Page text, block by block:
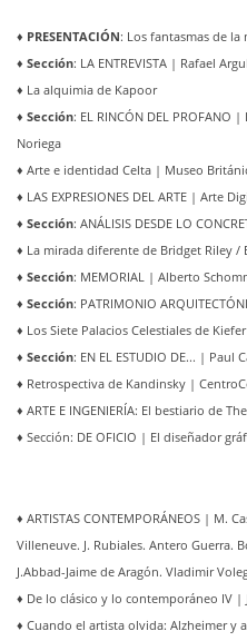
♦ PRESENTACIÓN: Los fantasmas de la
♦ Sección: LA ENTREVISTA | Rafael
♦ La alquimia de Kapoor
♦ Sección: EL RINCÓN DEL
Noriega
♦ Arte e identidad Celta | Museo
♦ LAS EXPRESIONES DEL ARTE | Arte
♦ Sección: ANÁLISIS DESDE LO
♦ La mirada diferente de Bridget Riley /
♦ Sección: MEMORIAL | Alberto
♦ Sección: PATRIMONIO
♦ Los Siete Palacios Celestiales de
♦ Sección: EN EL ESTUDIO DE... | Paul
♦ Retrospectiva de Kandinsky |
♦ ARTE E INGENIERÍA: El bestiario de
♦ Sección: DE OFICIO | El diseñador
♦ ARTISTAS CONTEMPORÁNEOS | M.
Villeneuve. J. Rubiales. Antero Guerra.
J.Abbad-Jaime de Aragón. Vladimir
♦ De lo clásico y lo contemporáneo IV |
♦ Cuando el artista olvida: Alzheimer y